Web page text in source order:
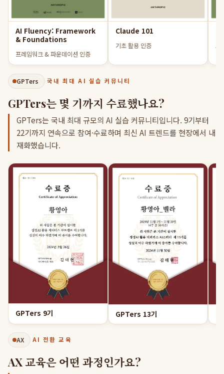
AI Fluency: Framework
& Foundations
프레임워크 & 파운데이션 인증
Claude 101
기초 활용 인증 코
GPTers 국내 최대 AI 실습 커뮤니티
GPTers는 몇 기까지 수료했나요?
GPTers는 국내 최대 규모의 AI 실습 커뮤니티입니다. 9기부터
22기까지 연속으로 참여·수료하며 최신 AI 트렌드를 현장에서 내
재화했습니다.
GPTers 9기 GPTers 13기
AX AI 전환 교육
AX 교육은 어떤 과정인가요?